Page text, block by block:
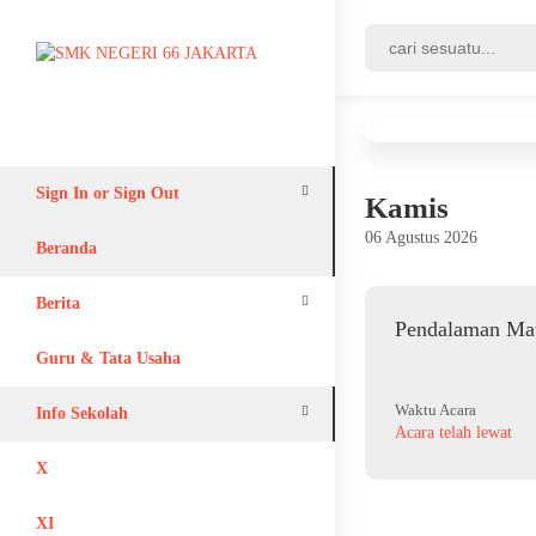
Sign In or Sign Out
Login
Register
Beranda
Berita
Adiwiyata
Guru & Tata Usaha
Info Sekolah
Lain-lain
X
XI
Kamis
06 Agustus 2026
Pendalaman
Waktu Acara
Acara telah lewat